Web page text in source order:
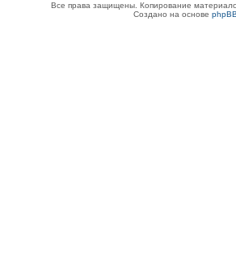
Все права защищены. Копирование
Создано на основе